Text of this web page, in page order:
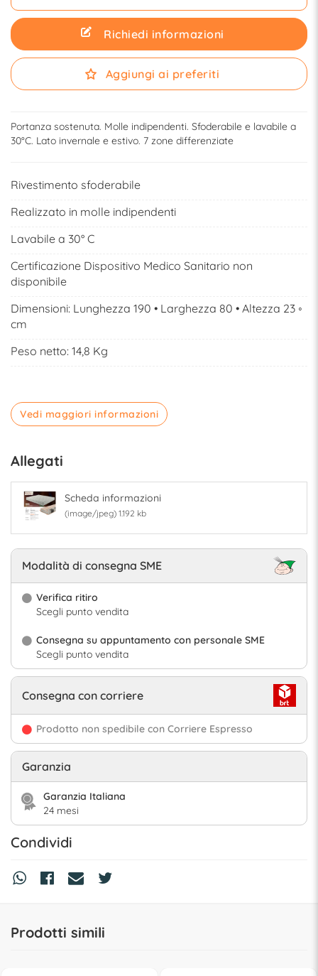
Richiedi informazioni
Aggiungi ai preferiti
Portanza sostenuta. Molle indipendenti. Sfoderabile e lavabile a
30°C. Lato invernale e estivo. 7 zone differenziate
Rivestimento sfoderabile
Realizzato in molle indipendenti
Lavabile a 30° C
Certificazione Dispositivo Medico Sanitario non
disponibile
Dimensioni: Lunghezza 190 • Larghezza 80 • Altezza 23 ◦
cm
Peso netto: 14,8 Kg
Vedi maggiori informazioni
Allegati
Scheda informazioni
(image/jpeg) 1.192 kb
Modalità di consegna SME
Verifica ritiro
Scegli punto vendita
Consegna su appuntamento con personale SME
Scegli punto vendita
Consegna con corriere
Prodotto non spedibile con Corriere Espresso
Garanzia
Garanzia Italiana
24 mesi
Condividi
Prodotti simili